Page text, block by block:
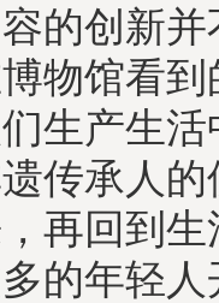
的创新
物馆看
生产生
传承人
，再回
的年轻